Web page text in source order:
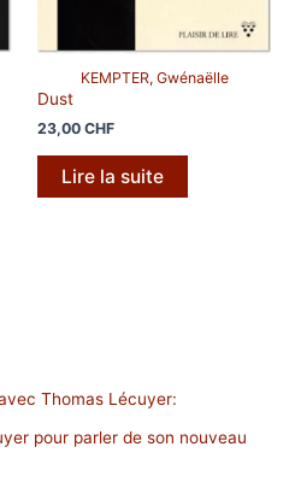
KEMPTER, Gwénaëlle
Dust
23,00 CHF
Lire la suite
Thomas Lécuyer:
pour parler de son nouveau